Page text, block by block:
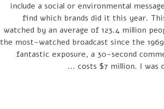
include a social or environmental
find which brands did it this year.
watched by an average of 123.4 million
the most-watched broadcast since the
fantastic exposure, a 30-second
costs $7 million. I was